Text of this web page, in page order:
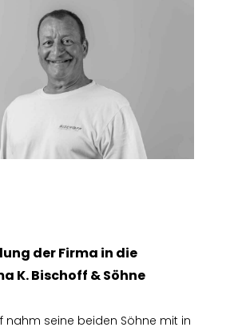
der Firma in die
K. Bischoff & Söhne
nahm seine beiden Söhne mit in